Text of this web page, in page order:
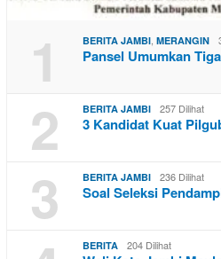
1 BERITA JAMBI MERANGIN
Pansel Umumkan
2 BERITA JAMBI 257 Dilihat
3 Kandidat Kuat
3 BERITA JAMBI 236 Dilihat
Soal Seleksi
BERITA 204 Dilihat